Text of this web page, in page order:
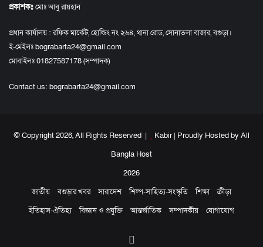
প্রকাশকঃমোঃ আবু রায়হান
প্রধান কার্যালয় : রফিক মার্কেট, হোল্ডিং নং ২৬৪, থানা রোড, সোনাতলা বাজার, বগুড়া।
ই-মেইলঃ bograbarta24@gmail.com
মোবাইলঃ 01827587178 (সম্পাদক)
Contact us: bograbarta24@gmail.com
© Copyright 2026, All Rights Reserved | Kabir| Proudly Hosted by All
Bangla Host
2026
জাতীয়
বগুড়ার খবর সারাদেশ শিল্প-সাহিত্য-সংস্কৃতি শিক্ষা
ক্রীড়া
ইতিহাস-ঐতিহ্য
বিজ্ঞান ও প্রযুক্তি আন্তর্জাতিক সম্পাদকীয় যোগাযোগ